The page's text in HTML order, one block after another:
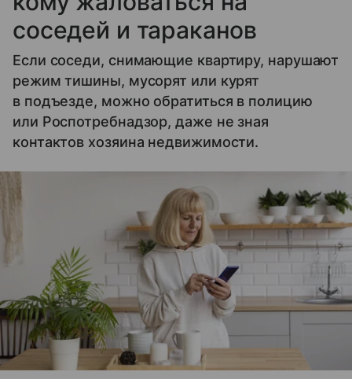
соседей и тараканов
Если соседи, снимающие квартиру, нарушают
режим тишины, мусорят или курят
в подъезде, можно обратиться в полицию
или Роспотребнадзор, даже не зная
контактов хозяина недвижимости.